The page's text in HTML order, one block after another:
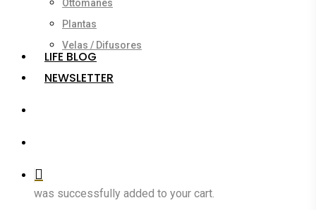
Ottomanes
Plantas
Velas / Difusores
LIFE BLOG
NEWSLETTER
was successfully added to your cart.